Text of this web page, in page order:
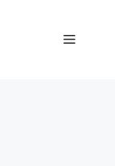
메